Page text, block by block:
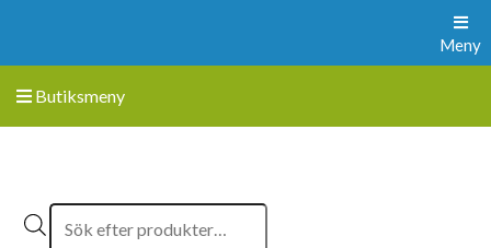
Meny
Butiksmeny